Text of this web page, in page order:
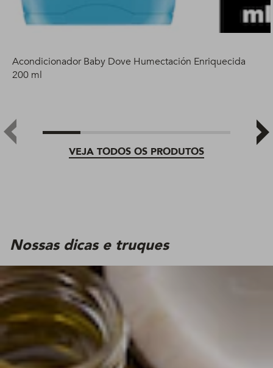
VEJA TODOS OS PRODUTOS
Acondicionador Baby Dove Humectación Enriquecida
200 ml
Nossas dicas e truques